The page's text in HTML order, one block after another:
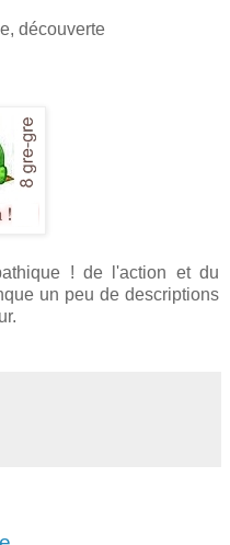
découverte
! de l'action et du
un peu de descriptions